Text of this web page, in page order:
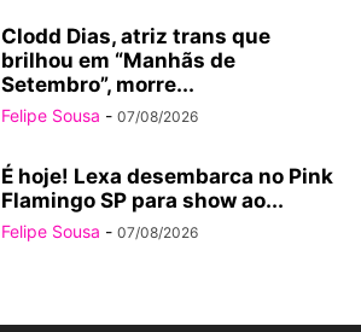
Clodd Dias, atriz trans que
brilhou em “Manhãs de
Setembro”, morre...
Felipe Sousa - 07/08/2026
É hoje! Lexa desembarca no Pink
Flamingo SP para show ao...
Felipe Sousa - 07/08/2026